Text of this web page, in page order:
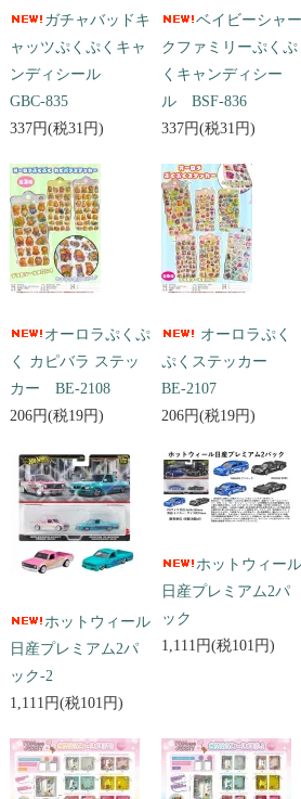
ガチャバッドキ
ャッツぷくぷくキャ
ンディシール
GBC-835
337円(税31円)
ベイビーシャー
クファミリーぷくぷ
くキャンディシー
ル BSF-836
337円(税31円)
オーロラぷくぷ
く カピバラ ステッ
カー BE-2108
206円(税19円)
オーロラぷく
ぷくステッカー
BE-2107
206円(税19円)
ホットウィール
日産プレミアム2パ
ック-2
1,111円(税101円)
ホットウィール
日産プレミアム2パ
ック
1,111円(税101円)